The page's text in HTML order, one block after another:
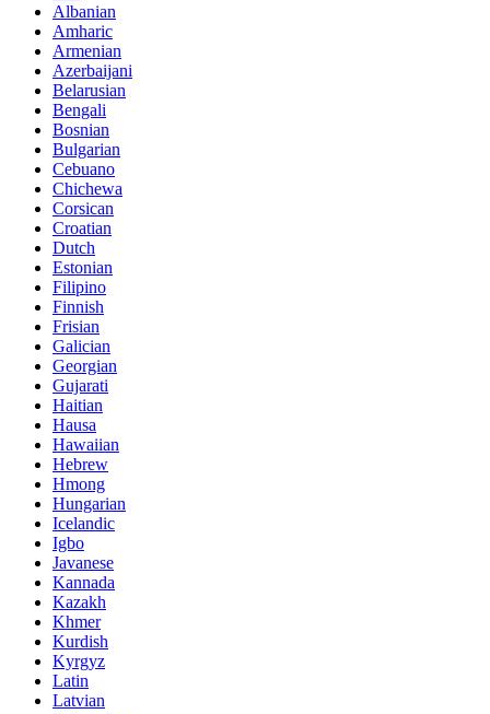
Albanian
Amharic
Armenian
Azerbaijani
Belarusian
Bengali
Bosnian
Bulgarian
Cebuano
Chichewa
Corsican
Croatian
Dutch
Estonian
Filipino
Finnish
Frisian
Galician
Georgian
Gujarati
Haitian
Hausa
Hawaiian
Hebrew
Hmong
Hungarian
Icelandic
Igbo
Javanese
Kannada
Kazakh
Khmer
Kurdish
Kyrgyz
Latin
Latvian